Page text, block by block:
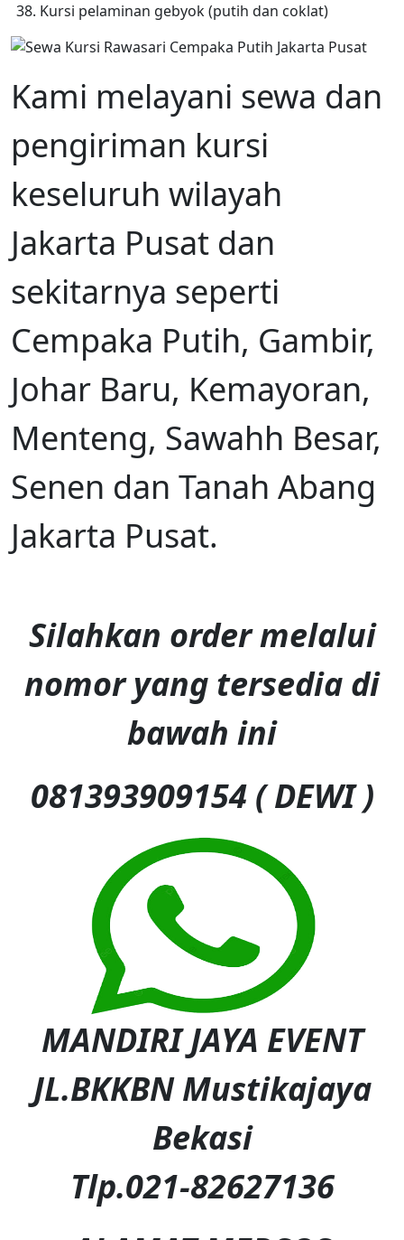
Kursi pelaminan gebyok (putih dan coklat)
Kami melayani sewa dan
pengiriman kursi
keseluruh wilayah
Jakarta Pusat dan
sekitarnya seperti
Cempaka Putih, Gambir,
Johar Baru, Kemayoran,
Menteng, Sawahh Besar,
Senen dan Tanah Abang
Jakarta Pusat.
Silahkan order melalui
nomor yang tersedia di
bawah ini
081393909154 ( DEWI )
MANDIRI JAYA EVENT
JL.BKKBN Mustikajaya
Bekasi
Tlp.021-82627136